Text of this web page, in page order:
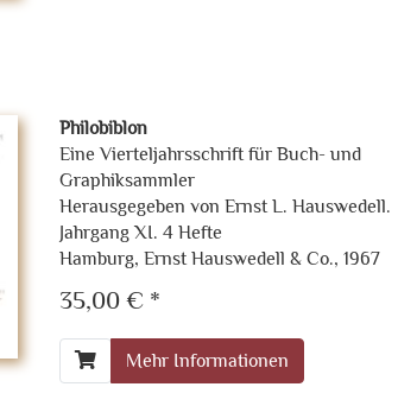
Philobiblon
Eine Vierteljahrsschrift für Buch- und
Graphiksammler
Herausgegeben von Ernst L. Hauswedell.
Jahrgang XI. 4 Hefte
Hamburg, Ernst Hauswedell & Co., 1967
35,00 € *
Mehr Informationen